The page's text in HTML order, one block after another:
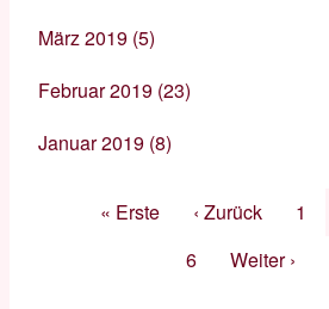
März 2019 (5)
Februar 2019 (23)
Januar 2019 (8)
Erste
« Erste
Vorherige
‹ Zurück Seite
1
Seite
6
Nächste
Weiter ›